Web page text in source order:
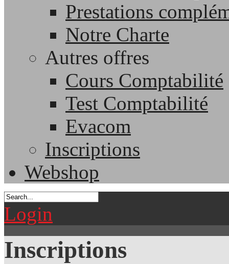
Prestations
Notre Charte
Autres offres
Cours Comptabilité
Test Comptabilité
Evacom
Inscriptions
Webshop
Login
Inscriptions